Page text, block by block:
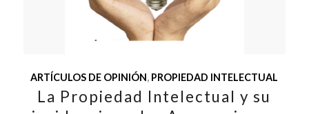
ARTÍCULOS DE OPINIÓN, PROPIEDAD INTELECTUAL
La Propiedad Intelectual y su